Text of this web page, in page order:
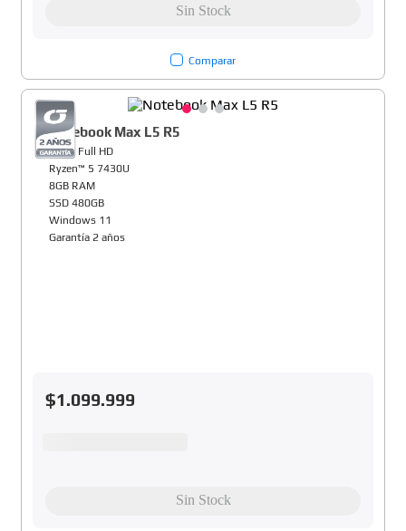
Comparar
Notebook Max L5 R5
15,6" Full HD
Ryzen™ 5 7430U
8GB RAM
SSD 480GB
Windows 11
Garantía 2 años
$1.099.999